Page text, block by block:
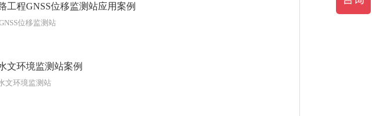
工程GNSS位移监测站应用案例
位移监测站
文环境监测站案例
文环境监测站